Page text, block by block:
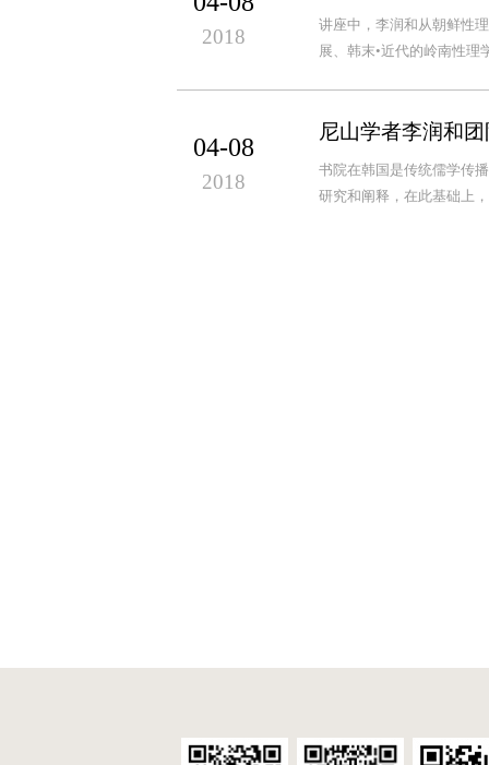
2018
讲座中，李润和从朝鲜性
展、韩末•近代的岭南性理
04-08
2018
尼山学者李润和
书院在韩国是传统儒学传
研究和阐释，在此基础上